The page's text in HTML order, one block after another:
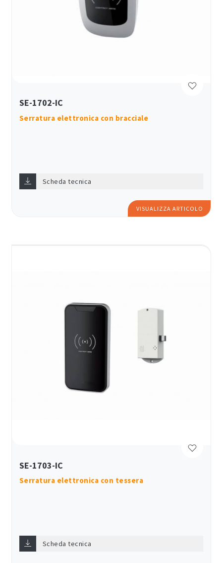
SE-1702-IC
Serratura elettronica con bracciale
Scheda tecnica
VISUALIZZA ARTICOLO
SE-1703-IC
Serratura elettronica con tessera
Scheda tecnica